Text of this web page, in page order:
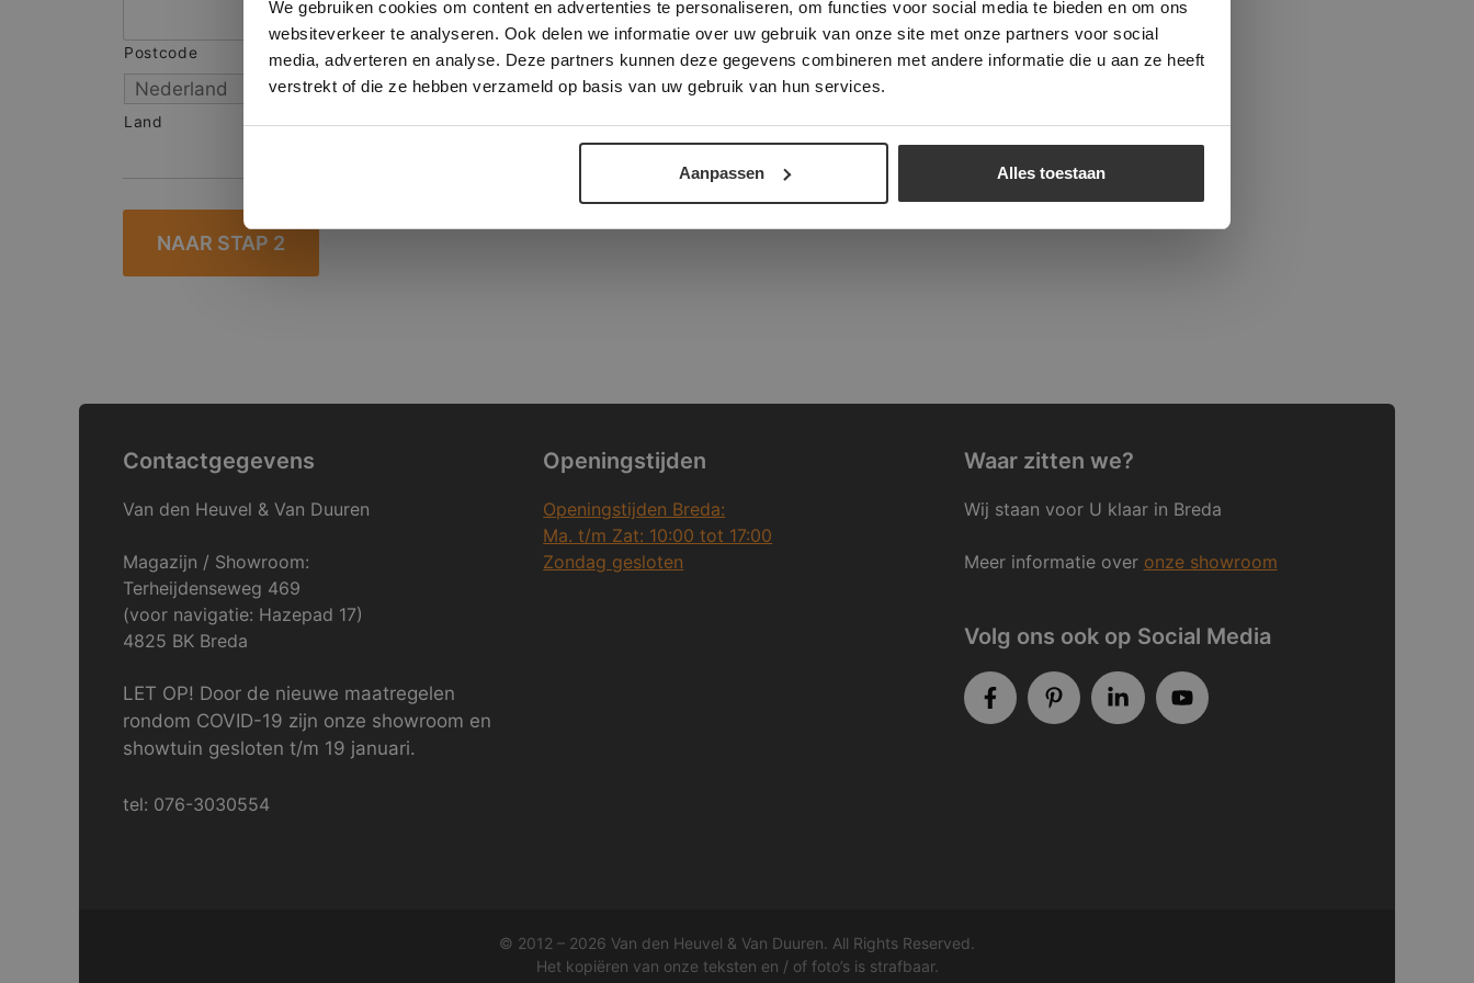
We gebruiken cookies om content en advertenties te personaliseren, om functies voor social media te bieden en om ons
websiteverkeer te analyseren. Ook delen we informatie over uw gebruik van onze site met onze partners voor social
media, adverteren en analyse. Deze partners kunnen deze gegevens combineren met andere informatie die u aan ze heeft
verstrekt of die ze hebben verzameld op basis van uw gebruik van hun services.
Aanpassen Alles toestaan
Postcode Stad
Land
Contactgegevens
Van den Heuvel & Van Duuren
Magazijn / Showroom:
Terheijdenseweg 469
(voor navigatie: Hazepad 17)
4825 BK Breda
LET OP! Door de nieuwe maatregelen
rondom COVID-19 zijn onze showroom en
showtuin gesloten t/m 19 januari.
tel: 076-3030554
Openingstijden
Openingstijden Breda:
Ma. t/m Zat: 10:00 tot 17:00
Zondag gesloten
Waar zitten we?
Wij staan voor U klaar in Breda
Meer informatie over onze showroom
Volg ons ook op Social Media
© 2012 – 2026 Van den Heuvel & Van Duuren. All Rights Reserved.
Het kopiëren van onze teksten en / of foto’s is strafbaar.
verder
ALLES ACCEPTEREN ALLES AFWIJZEN